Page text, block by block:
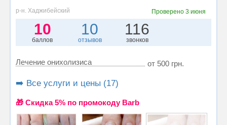
р-н. Хаджибейский Проверено3 июня
10
баллов
10
отзывов
116
звонков
Лечение онихолизиса от 500 грн.
➡️ Все услуги и цены (17)
🎁 Cкидка 5% по промокоду Barb